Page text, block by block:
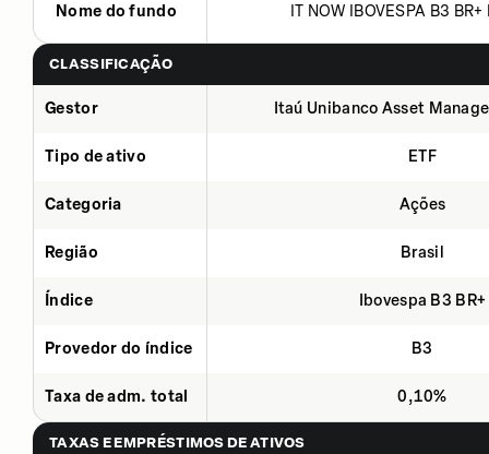
Nome do fundo IT NOW IBOVESPA B3
CLASSIFICAÇÃO
Gestor Itaú Unibanco Asset
Tipo de ativo ETF
Categoria Ações
Região Brasil
Índice Ibovespa B3 BR+
Provedor do índice B3
Taxa de adm. total 0,10%
TAXAS E EMPRÉSTIMOS DE ATIVOS